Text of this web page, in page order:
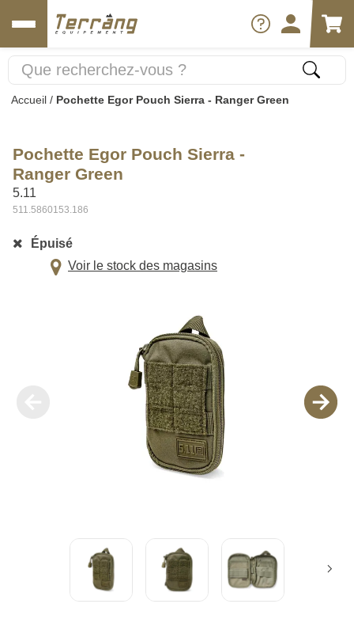
Accueil / Pochette Egor Pouch Sierra - Ranger Green
Pochette Egor Pouch Sierra -
Ranger Green
5.11
511.5860153.186
Épuisé
Voir le stock des magasins